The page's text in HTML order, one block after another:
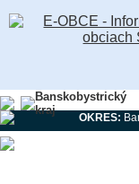
Banskobystrický
kraj
OKRES: